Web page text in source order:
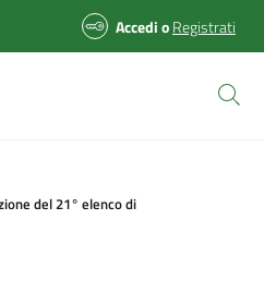
AccedioRegistrati
del 21° elenco di